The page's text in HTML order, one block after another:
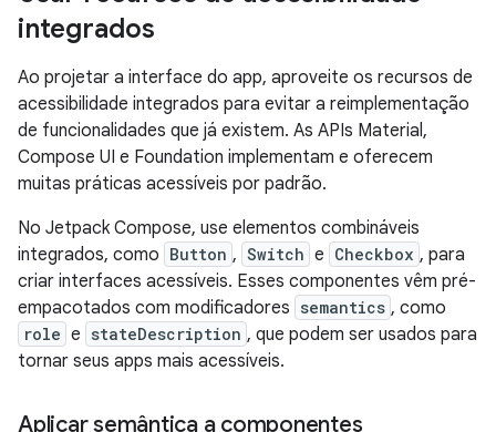
integrados
Ao projetar a interface do app, aproveite os recursos de
acessibilidade integrados para evitar a reimplementação
de funcionalidades que já existem. As APIs Material,
Compose UI e Foundation implementam e oferecem
muitas práticas acessíveis por padrão.
No Jetpack Compose, use elementos combináveis
integrados, como Button , Switch e Checkbox , para
criar interfaces acessíveis. Esses componentes vêm pré-
empacotados com modificadores semantics , como
role e stateDescription , que podem ser usados para
tornar seus apps mais acessíveis.
Aplicar semântica a componentes